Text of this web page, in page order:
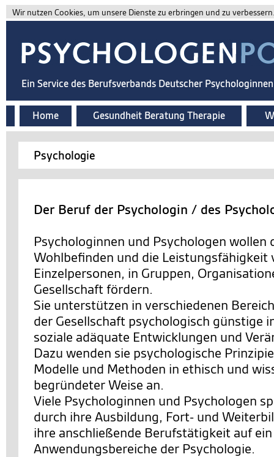
Wir nutzen Cookies, um unsere Dienste zu erbringen und zu
Ein Service des Berufsverbands Deutscher
Home Gesundheit Beratung Therapie
Psychologie
Der Beruf der Psychologin / des
Psychologinnen und Psychologen wollen
Wohlbefinden und die Leistungsfähigkeit
Einzelpersonen, in Gruppen,
Gesellschaft fördern.
Sie unterstützen in verschiedenen
der Gesellschaft psychologisch günstige
soziale adäquate Entwicklungen und
Dazu wenden sie psychologische
Modelle und Methoden in ethisch und
begründeter Weise an.
Viele Psychologinnen und Psychologen
durch ihre Ausbildung, Fort- und
ihre anschließende Berufstätigkeit auf
Anwendungsbereiche der Psychologie.